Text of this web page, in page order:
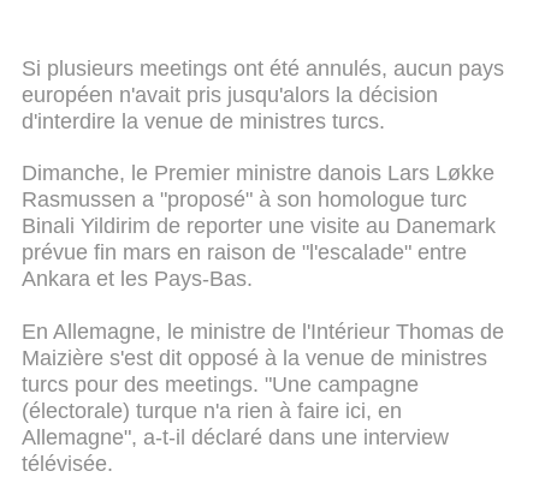
Si plusieurs meetings ont été annulés, aucun pays
européen n'avait pris jusqu'alors la décision
d'interdire la venue de ministres turcs.
Dimanche, le Premier ministre danois Lars Løkke
Rasmussen a "proposé" à son homologue turc
Binali Yildirim de reporter une visite au Danemark
prévue fin mars en raison de "l'escalade" entre
Ankara et les Pays-Bas.
En Allemagne, le ministre de l'Intérieur Thomas de
Maizière s'est dit opposé à la venue de ministres
turcs pour des meetings. "Une campagne
(électorale) turque n'a rien à faire ici, en
Allemagne", a-t-il déclaré dans une interview
télévisée.